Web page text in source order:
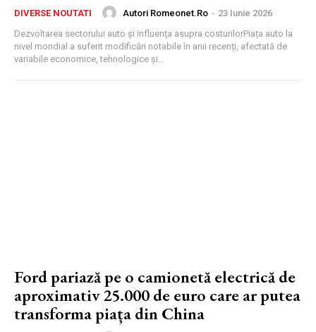
DIVERSE NOUTATI Autori Romeonet.ro - 23 Iunie 2026
Dezvoltarea sectorului auto și influența asupra costurilorPiața auto la
nivel mondial a suferit modificări notabile în anii recenți, afectată de
variabile economice, tehnologice și...
Ford pariază pe o camionetă electrică de
aproximativ 25.000 de euro care ar putea
transforma piața din China